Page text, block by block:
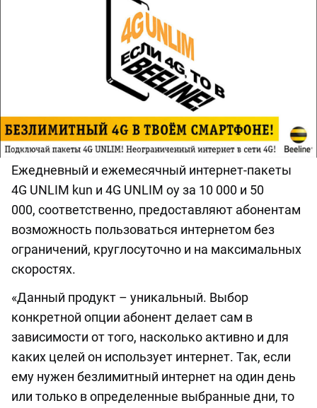
Ежедневный и ежемесячный интернет-пакеты
4G UNLIM kun и 4G UNLIM oy за 10 000 и 50
000, соответственно, предоставляют абонентам
возможность пользоваться интернетом без
ограничений, круглосуточно и на максимальных
скоростях.
«Данный продукт – уникальный. Выбор
конкретной опции абонент делает сам в
зависимости от того, насколько активно и для
каких целей он использует интернет. Так, если
ему нужен безлимитный интернет на один день
или только в определенные выбранные дни, то